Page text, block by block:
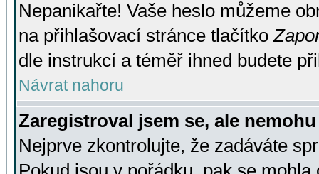
Nepanikařte! Vaše heslo můžeme
na přihlašovací stránce tlačítko
dle instrukcí a téměř ihned budete
Návrat nahoru
Zaregistroval jsem se, ale
Nejprve zkontrolujte, že zadáváte